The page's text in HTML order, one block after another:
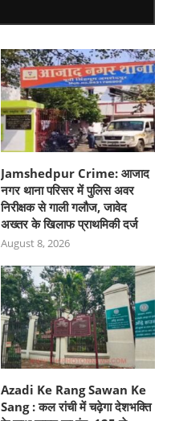
Jamshedpur Crime: आजाद
नगर थाना परिसर में पुलिस अवर
निरीक्षक से गाली गलौज, जावेद
अख्तर के खिलाफ प्राथमिकी दर्ज
August 8, 2026
Azadi Ke Rang Sawan Ke
Sang : कल रांची में चढ़ेगा देशभक्ति